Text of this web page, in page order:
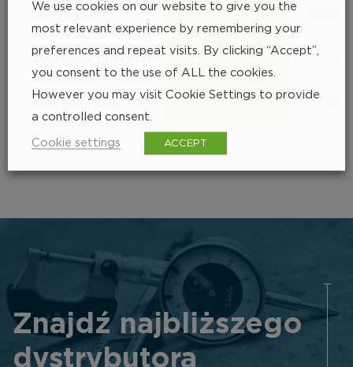
Wysokość cyfr i liter
Kod klasyfikacji ETIM
244330403
5mm
EC000365
Znajdź najbliższego
dystrybutora
We use cookies on our website to give you the
most relevant experience by remembering your
preferences and repeat visits. By clicking “Accept”,
you consent to the use of ALL the cookies.
However you may visit Cookie Settings to provide
a controlled consent.
Cookie settings ACCEPT